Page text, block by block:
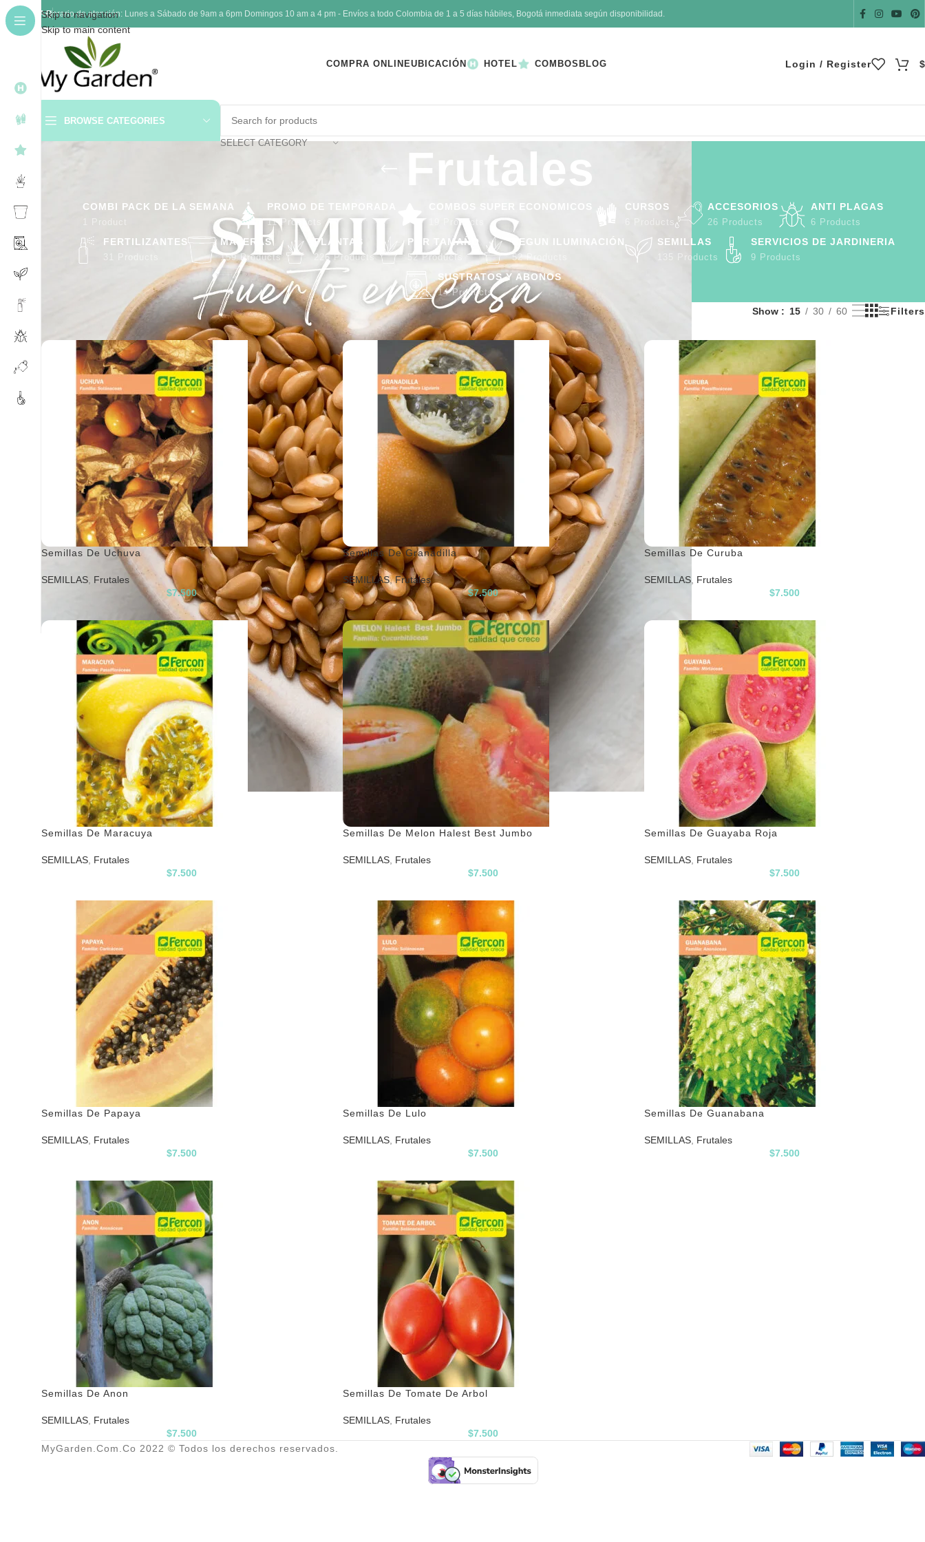
Skip to navigation
Skip to main content
FAQHorario de atención: Lunes a Sábado de 9am a 6pm Domingos 10 am a 4 pm - Envíos a todo Colombia de 1 a 5 días hábiles, Bogotá inmediata según disponibilidad.
COMPRA ONLINEUBICACIÓN HOTEL COMBOSBLOG Login / Register $
BROWSE CATEGORIES
SELECT CATEGORY Frutales
COMBI PACK DE LA SEMANA
1 Product
PROMO DE TEMPORADA
11 Products
COMBOS SUPER ECONOMICOS
19 Products
CURSOS
6 Products
ACCESORIOS
26 Products
ANTI PLAGAS
6 Products
FERTILIZANTES MATERAS
159 Products
PLANTAS
226 Products
POR TAMAÑO
52 Products
SEGUN ILUMINACIÓN
52 Products
SEMILLAS
135 Products
SERVICIOS DE JARDINERIA
9 Products
SUSTRATOS Y ABONOS
14 Products
Frutales Show 15 30 60 Filters
Semillas De Uchuva
SEMILLAS Frutales
$7.500
Semillas De Granadilla
SEMILLAS, Frutales
$7.500
Semillas De Curuba
SEMILLAS Frutales
$7.500
Semillas De Maracuya
SEMILLAS Frutales
$7.500
Semillas De Melon Halest Best Jumbo
SEMILLAS Frutales
$7.500
Semillas De Guayaba Roja
SEMILLAS Frutales
$7.500
Semillas De Papaya
SEMILLAS Frutales
$7.500
Semillas De Lulo
SEMILLAS Frutales
$7.500
Semillas De Guanabana
SEMILLAS Frutales
$7.500
Semillas De Anon
SEMILLAS Frutales
$7.500
Semillas De Tomate De Arbol
SEMILLAS Frutales
$7.500
MyGarden.Com.Co 2022 © Todos los derechos reservados.